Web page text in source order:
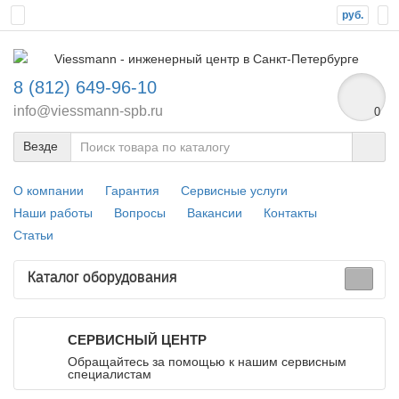
руб.
8 (812) 649-96-10
info@viessmann-spb.ru 0
Везде
О компании Гарантия
Сервисные услуги
Наши работы
Вопросы Вакансии
Контакты
Статьи
Каталог оборудования
СЕРВИСНЫЙ ЦЕНТР
Обращайтесь за помощью к нашим сервисным
специалистам